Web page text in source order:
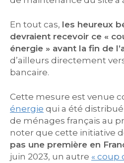
En tout cas, les heureux
devraient recevoir ce «
énergie » avant la fin de
d’ailleurs directement
bancaire.
Cette mesure est venue
énergie qui a été
de ménages français au
noter que cette initiative
pas une première en
juin 2023, un autre « coup